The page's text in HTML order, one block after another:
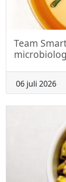
Team
06 juli 2026